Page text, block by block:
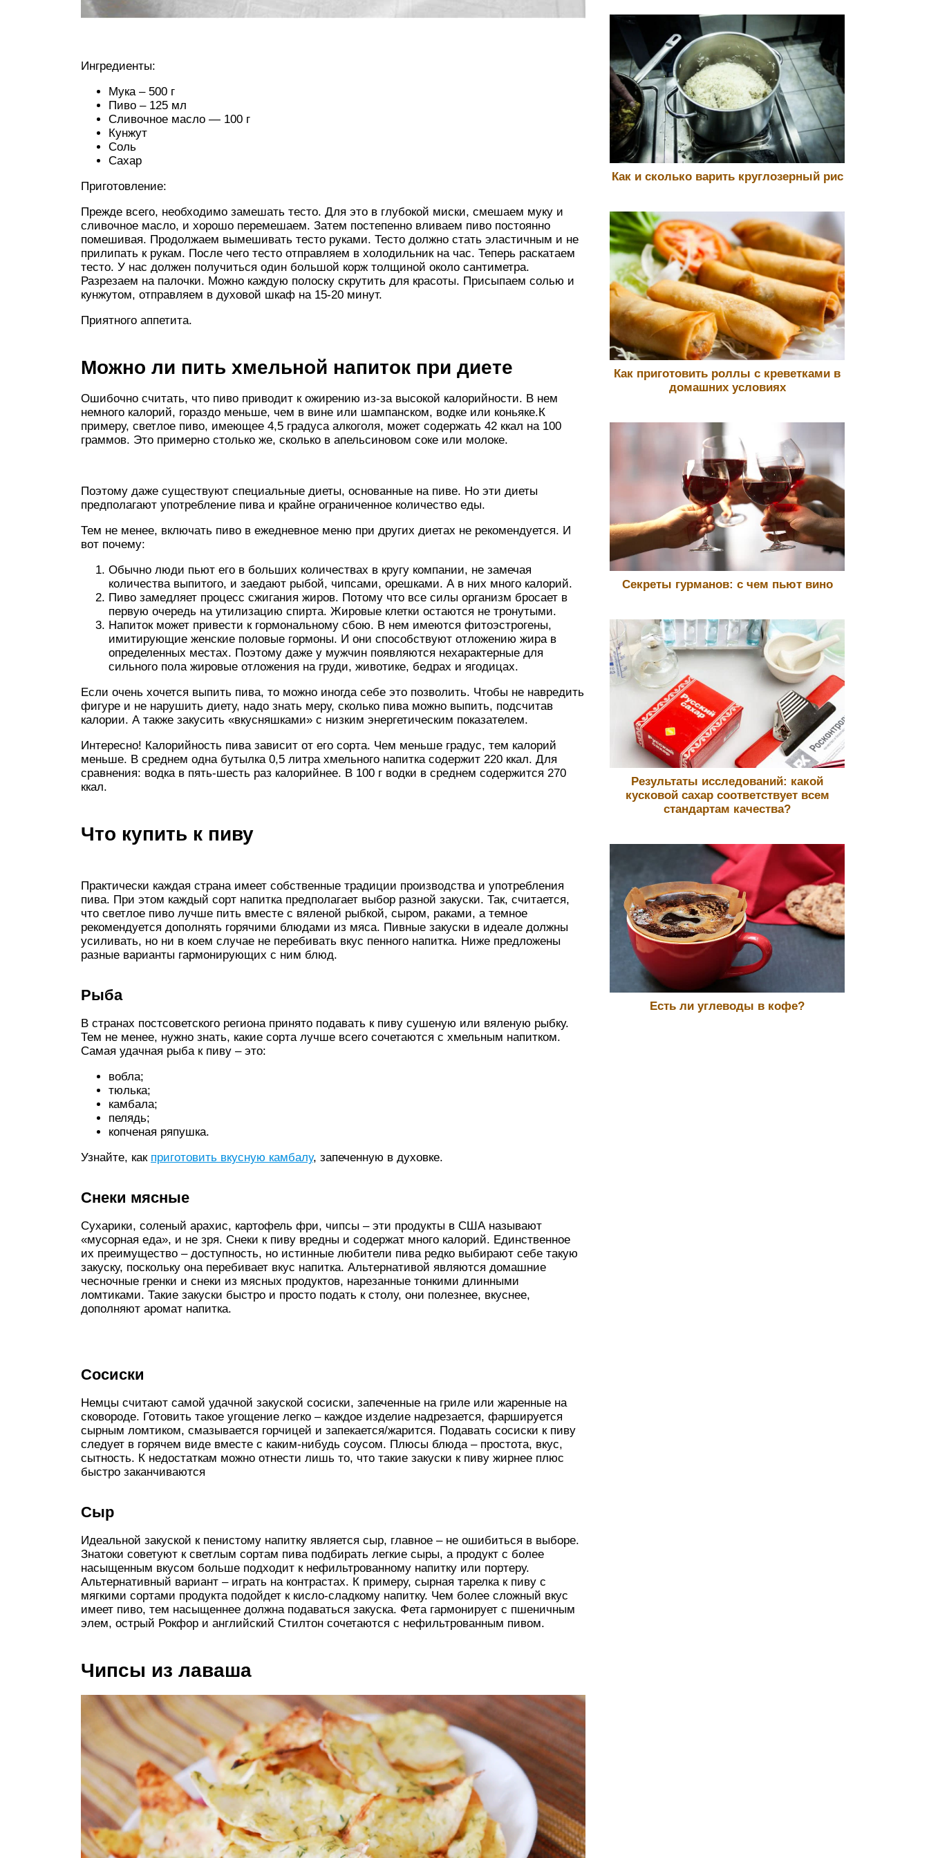
Ингредиенты:
Мука – 500 г
Пиво – 125 мл
Сливочное масло — 100 г
Кунжут
Соль
Сахар
Приготовление:
Прежде всего, необходимо замешать тесто. Для это в глубокой миски, смешаем муку и
сливочное масло, и хорошо перемешаем. Затем постепенно вливаем пиво постоянно
помешивая. Продолжаем вымешивать тесто руками. Тесто должно стать эластичным и не
прилипать к рукам. После чего тесто отправляем в холодильник на час. Теперь раскатаем
тесто. У нас должен получиться один большой корж толщиной около сантиметра.
Разрезаем на палочки. Можно каждую полоску скрутить для красоты. Присыпаем солью и
кунжутом, отправляем в духовой шкаф на 15-20 минут.
Приятного аппетита.
Можно ли пить хмельной напиток при диете
Ошибочно считать, что пиво приводит к ожирению из-за высокой калорийности. В нем
немного калорий, гораздо меньше, чем в вине или шампанском, водке или коньяке.К
примеру, светлое пиво, имеющее 4,5 градуса алкоголя, может содержать 42 ккал на 100
граммов. Это примерно столько же, сколько в апельсиновом соке или молоке.
Поэтому даже существуют специальные диеты, основанные на пиве. Но эти диеты
предполагают употребление пива и крайне ограниченное количество еды.
Тем не менее, включать пиво в ежедневное меню при других диетах не рекомендуется. И
вот почему:
Обычно люди пьют его в больших количествах в кругу компании, не замечая
количества выпитого, и заедают рыбой, чипсами, орешками. А в них много калорий.
Пиво замедляет процесс сжигания жиров. Потому что все силы организм бросает в
первую очередь на утилизацию спирта. Жировые клетки остаются не тронутыми.
Напиток может привести к гормональному сбою. В нем имеются фитоэстрогены,
имитирующие женские половые гормоны. И они способствуют отложению жира в
определенных местах. Поэтому даже у мужчин появляются нехарактерные для
сильного пола жировые отложения на груди, животике, бедрах и ягодицах.
Если очень хочется выпить пива, то можно иногда себе это позволить. Чтобы не навредить
фигуре и не нарушить диету, надо знать меру, сколько пива можно выпить, подсчитав
калории. А также закусить «вкусняшками» с низким энергетическим показателем.
Интересно! Калорийность пива зависит от его сорта. Чем меньше градус, тем калорий
меньше. В среднем одна бутылка 0,5 литра хмельного напитка содержит 220 ккал. Для
сравнения: водка в пять-шесть раз калорийнее. В 100 г водки в среднем содержится 270
ккал.
Что купить к пиву
Практически каждая страна имеет собственные традиции производства и употребления
пива. При этом каждый сорт напитка предполагает выбор разной закуски. Так, считается,
что светлое пиво лучше пить вместе с вяленой рыбкой, сыром, раками, а темное
рекомендуется дополнять горячими блюдами из мяса. Пивные закуски в идеале должны
усиливать, но ни в коем случае не перебивать вкус пенного напитка. Ниже предложены
разные варианты гармонирующих с ним блюд.
Рыба
В странах постсоветского региона принято подавать к пиву сушеную или вяленую рыбку.
Тем не менее, нужно знать, какие сорта лучше всего сочетаются с хмельным напитком.
Самая удачная рыба к пиву – это:
вобла;
тюлька;
камбала;
пелядь;
копченая ряпушка.
Узнайте, как приготовить вкусную камбалу, запеченную в духовке.
Снеки мясные
Сухарики, соленый арахис, картофель фри, чипсы – эти продукты в США называют
«мусорная еда», и не зря. Снеки к пиву вредны и содержат много калорий. Единственное
их преимущество – доступность, но истинные любители пива редко выбирают себе такую
закуску, поскольку она перебивает вкус напитка. Альтернативой являются домашние
чесночные гренки и снеки из мясных продуктов, нарезанные тонкими длинными
ломтиками. Такие закуски быстро и просто подать к столу, они полезнее, вкуснее,
дополняют аромат напитка.
Сосиски­
Немцы считают самой удачной закуской сосиски, запеченные на гриле или жаренные на
сковороде. Готовить такое угощение легко – каждое изделие надрезается, фаршируется
сырным ломтиком, смазывается горчицей и запекается/жарится. Подавать сосиски к пиву
следует в горячем виде вместе с каким-нибудь соусом. Плюсы блюда – простота, вкус,
сытность. К недостаткам можно отнести лишь то, что такие закуски к пиву жирнее плюс
быстро заканчиваются
Сыр­
Идеальной закуской к пенистому напитку является сыр, главное – не ошибиться в выборе.
Знатоки советуют к светлым сортам пива подбирать легкие сыры, а продукт с более
насыщенным вкусом больше подходит к нефильтрованному напитку или портеру.
Альтернативный вариант – играть на контрастах. К примеру, сырная тарелка к пиву с
мягкими сортами продукта подойдет к кисло-сладкому напитку. Чем более сложный вкус
имеет пиво, тем насыщеннее должна подаваться закуска. Фета гармонирует с пшеничным
элем, острый Рокфор и английский Стилтон сочетаются с нефильтрованным пивом.
Чипсы из лаваша
Как и сколько варить круглозерный рис
Как приготовить роллы с креветками в
домашних условиях
Секреты гурманов: с чем пьют вино
Результаты исследований: какой
кусковой сахар соответствует всем
стандартам качества?
Есть ли углеводы в кофе?